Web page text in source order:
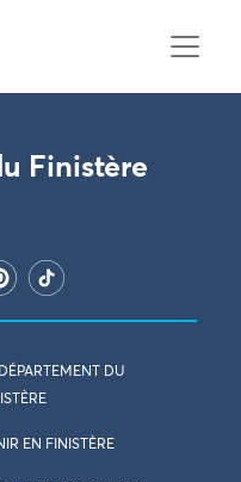
Finistère
DU
EN FINISTÈRE